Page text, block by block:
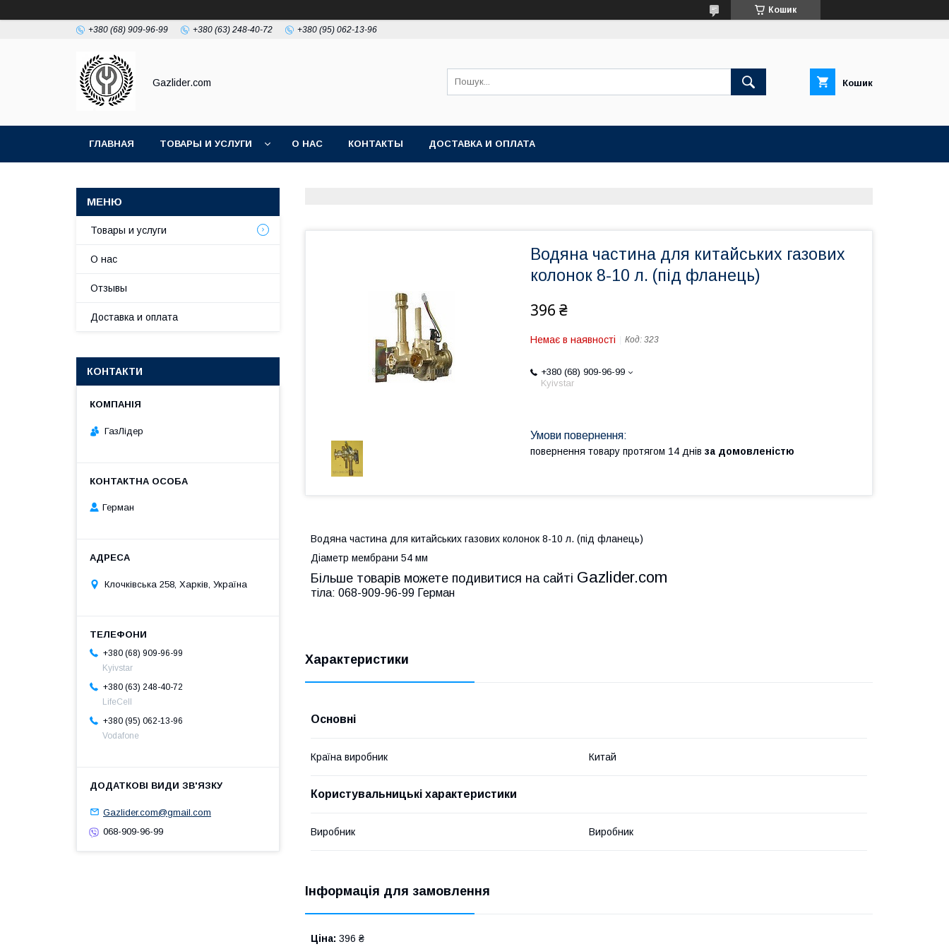
Кошик
+380 (68) 909-96-99 +380 (63) 248-40-72 +380 (95) 062-13-96
Gazlider.com Кошик
ГЛАВНАЯ ТОВАРЫ И УСЛУГИ О НАС КОНТАКТЫ ДОСТАВКА И ОПЛАТА
Водяна частина для китайських газових
колонок 8-10 л. (під фланець)
396 ₴
Немає в наявності Код: 323
+380 (68) 909-96-99
Kyivstar
повернення товару протягом 14 днів за домовленістю
Водяна частина для китайських газових колонок 8-10 л. (під фланець)
Діаметр мембрани 54 мм
Більше товарів можете подивитися на сайті Gazlider.com
тіла: 068-909-96-99 Герман
Характеристики
Основні
Країна виробник Китай
Користувальницькі характеристики
Виробник Виробник
Інформація для замовлення
Ціна: 396 ₴
Товары и услуги
О нас
Отзывы
Доставка и оплата
КОНТАКТИ
ГазЛiдер
Герман
Клочкiвська 258, Харків, Україна
+380 (68) 909-96-99
Kyivstar
+380 (63) 248-40-72
LifeCell
+380 (95) 062-13-96
Vodafone
Gazlider.com@gmail.com
068-909-96-99